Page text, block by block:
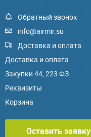
Обратный звонок
info@airmir.su
Доставка и оплата
Доставка и оплата
Закупки 44, 223 ФЗ
Реквизиты
Корзина
Оставить заявку